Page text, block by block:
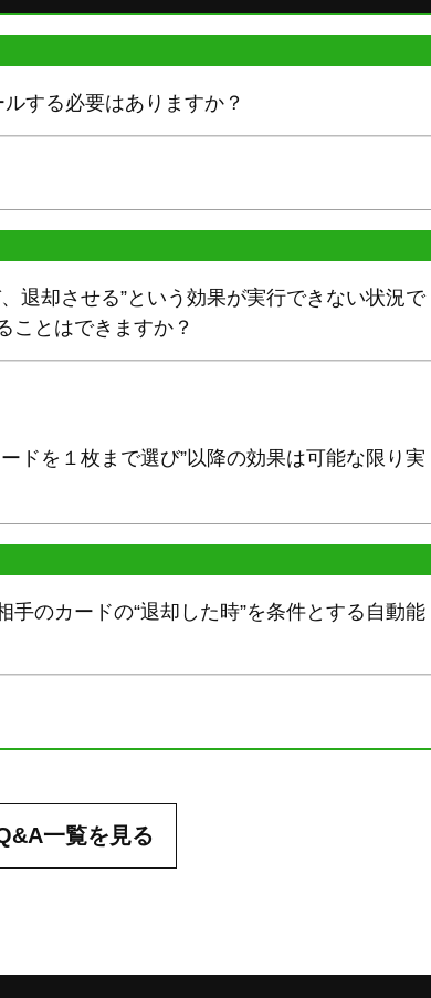
する必要はありますか？
退却させる”という効果が実行できない状況で
ことはできますか？
ドを１枚まで選び”以降の効果は可能な限り実
のカードの“退却した時”を条件とする自動能
一覧を見る